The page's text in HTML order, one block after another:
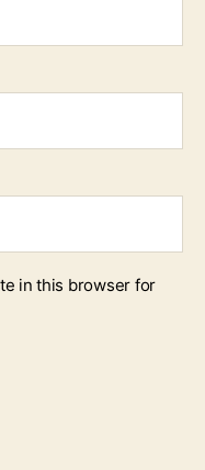
in this browser for